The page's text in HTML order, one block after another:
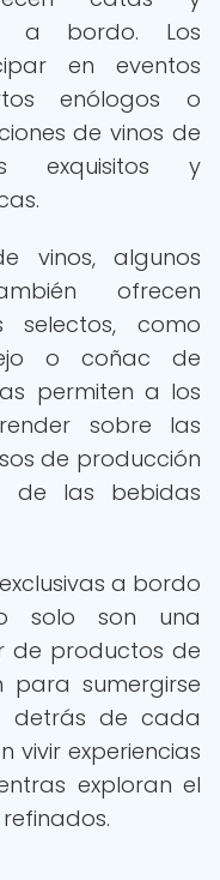
a bordo. Los
en eventos
enólogos o
de vinos de
exquisitos y
vinos, algunos
ofrecen
selectos, como
o coñac de
permiten a los
sobre las
de producción
de las bebidas
a bordo
solo son una
de productos de
sumergirse
detrás de cada
vivir experiencias
exploran el